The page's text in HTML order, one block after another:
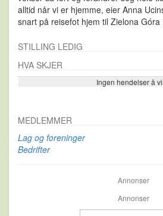
alltid når vi er hjemme, eier Anna
snart på reisefot hjem til Zielona Góra
STILLING LEDIG
HVA SKJER
Ingen hendelser å
Se flere…
MEDLEMMER
Lag og foreninger
Bedrifter
Annonser
Annonser